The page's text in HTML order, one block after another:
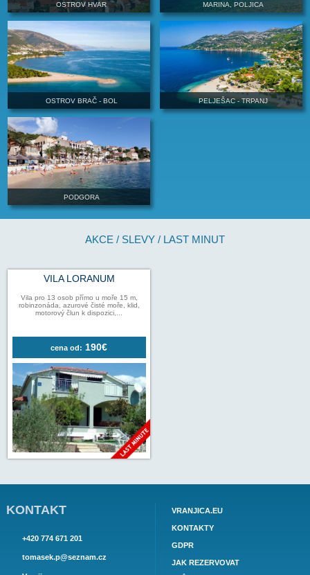
SEVID VINIŠČE
OSTROV HVAR
OSTROV BRAČ - BOL
AKCE / SLEVY / LAST MINUT